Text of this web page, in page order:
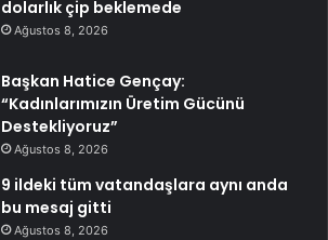
dolarlık çip beklemede
Ağustos 8, 2026
Başkan Hatice Gençay:
“Kadınlarımızın Üretim Gücünü
Destekliyoruz”
Ağustos 8, 2026
9 ildeki tüm vatandaşlara aynı anda
bu mesaj gitti
Ağustos 8, 2026